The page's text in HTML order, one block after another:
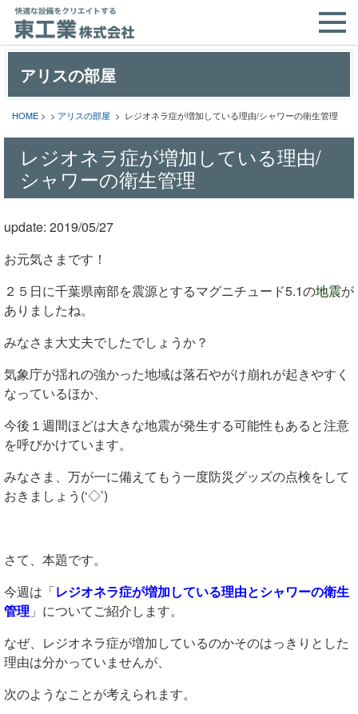
アリスの部屋
HOME > > アリスの部屋 > レジオネラ症が増加している理由/シャワーの衛生管理
レジオネラ症が増加している理由/
シャワーの衛生管理
update: 2019/05/27
お元気さまです！
２５日に千葉県南部を震源とするマグニチュード5.1の地震が
ありましたね。
みなさま大丈夫でしたでしょうか？
気象庁が揺れの強かった地域は落石やがけ崩れが起きやすく
なっているほか、
今後１週間ほどは大きな地震が発生する可能性もあると注意
を呼びかけています。
みなさま、万が一に備えてもう一度防災グッズの点検をして
おきましょう(‘◇’)ゞ
さて、本題です。
今週は「レジオネラ症が増加している理由とシャワーの衛生
管理 」についてご紹介します。
なぜ、レジオネラ症が増加しているのかそのはっきりとした
理由は分かっていませんが、
次のようなことが考えられます。